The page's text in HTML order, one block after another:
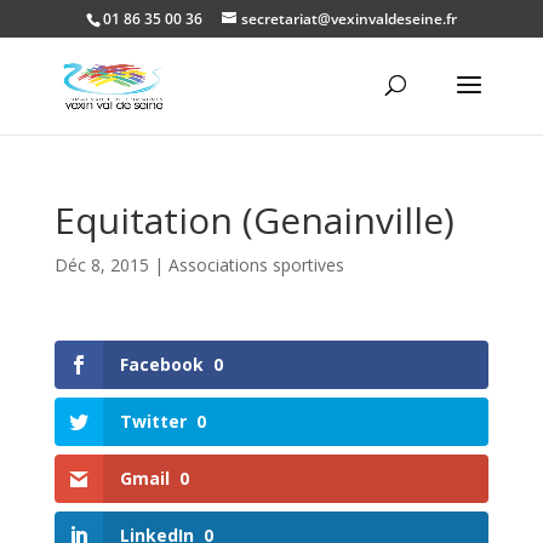
01 86 35 00 36 secretariat@vexinvaldeseine.fr
Equitation (Genainville)
Déc 8, 2015 | Associations sportives
Facebook 0
Twitter 0
Gmail 0
LinkedIn 0